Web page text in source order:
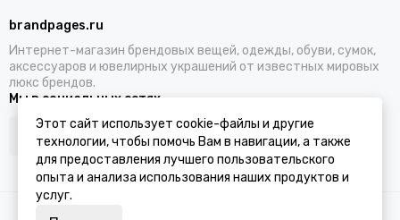
brandpages.ru
Интернет-магазин брендовых вещей, одежды, обуви, сумок,
аксессуаров и ювелирных украшений от известных мировых
люкс брендов.
Мы в социальных сетях
Этот сайт использует cookie-файлы и другие
технологии, чтобы помочь Вам в навигации, а также
для предоставления лучшего пользовательского
опыта и анализа использования наших продуктов и
услуг.